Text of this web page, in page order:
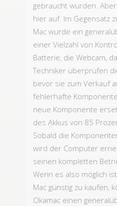
gebraucht wurden.
hier auf. Im Gegensatz
Mac wurde ein
einer Vielzahl von
Batterie, die Webcam,
Techniker überprüfen
bevor sie zum Verkauf
fehlerhafte
neue Komponente
des Akkus von 85
Sobald die
wird der Computer
seinen kompletten
Wenn es also möglich
Mac günstig zu kaufen,
Okamac einen